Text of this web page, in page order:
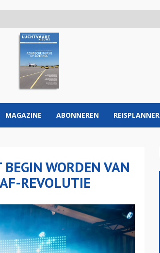
MAGAZINE ABONNEREN REISPLANNER
WORDEN VAN
REVOLUTIE